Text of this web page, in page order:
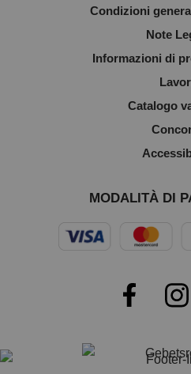
Condizioni
Note
Informazioni di
Catalogo
MODALITÀ DI